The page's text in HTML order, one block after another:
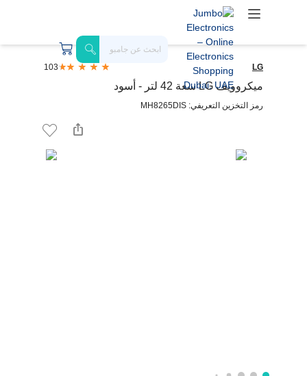
LG
103
ميكروويف LG سعة 42 لتر - أسود
رمز التخزين التعريفي: MH8265DIS